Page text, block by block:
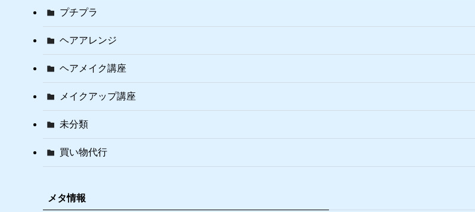
プチプラ
ヘアアレンジ
ヘアメイク講座
メイクアップ講座
未分類
買い物代行
メタ情報